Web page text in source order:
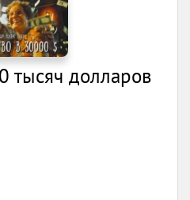
тысяч долларов